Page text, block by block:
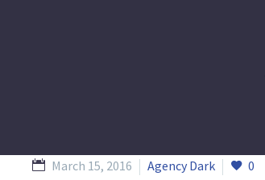
March 15, 2016 Agency Dark 0